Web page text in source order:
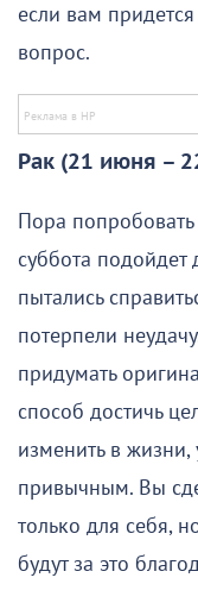
если вам
вопрос.
Рак (21 июня –
Пора
суббота
пытались
потерпели
придумать
способ достичь
изменить в жизни,
привычным. Вы
только для себя,
будут за это